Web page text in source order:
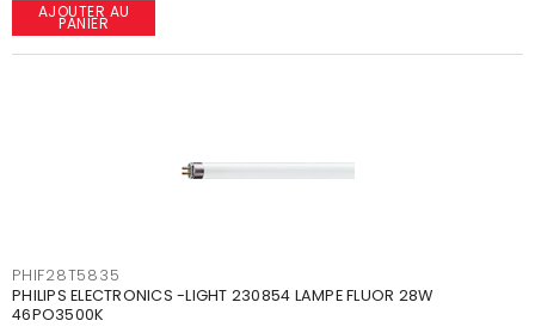
AJOUTER AU
PANIER
PHIF28T5835
PHILIPS ELECTRONICS -LIGHT 230854 LAMPE FLUOR 28W
46PO3500K